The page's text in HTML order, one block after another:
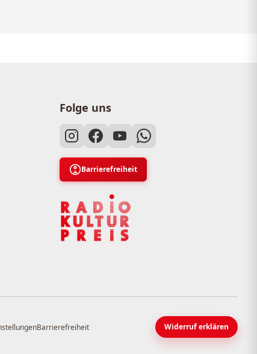
Folge uns
Barrierefreiheit
Barrierefreiheit Widerruf erklären